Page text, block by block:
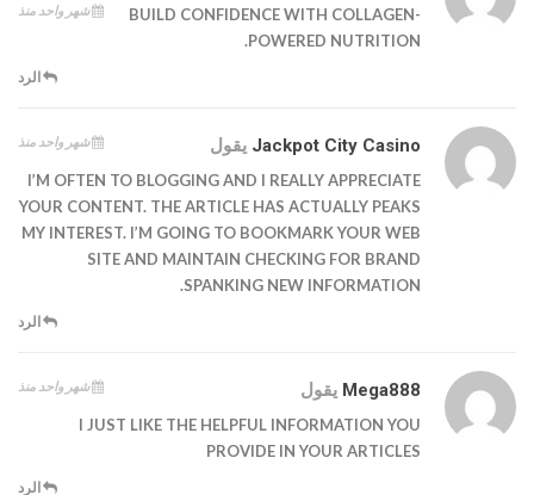
شهر واحد منذ
BUILD CONFIDENCE WITH COLLAGEN-
POWERED NUTRITION.
الرد
Jackpot City Casino يقول شهر واحد منذ
I’M OFTEN TO BLOGGING AND I REALLY APPRECIATE
YOUR CONTENT. THE ARTICLE HAS ACTUALLY PEAKS
MY INTEREST. I’M GOING TO BOOKMARK YOUR WEB
SITE AND MAINTAIN CHECKING FOR BRAND
SPANKING NEW INFORMATION.
الرد
Mega888 يقول شهر واحد منذ
I JUST LIKE THE HELPFUL INFORMATION YOU
PROVIDE IN YOUR ARTICLES
الرد